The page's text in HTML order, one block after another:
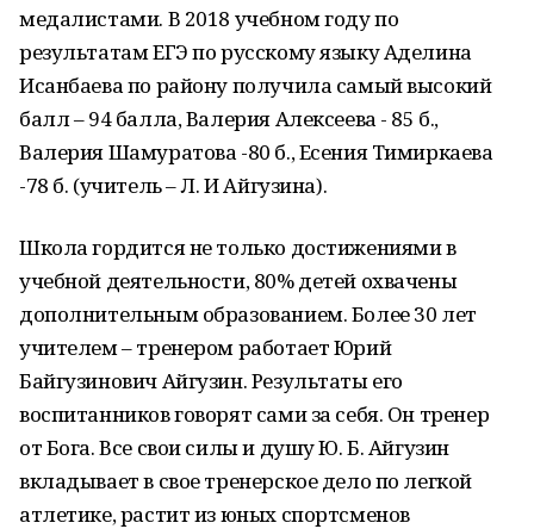
медалистами. В 2018 учебном году по
результатам ЕГЭ по русскому языку Аделина
Исанбаева по району получила самый высокий
балл – 94 балла, Валерия Алексеева - 85 б.,
Валерия Шамуратова -80 б., Есения Тимиркаева
-78 б. (учитель – Л. И Айгузина).
Школа гордится не только достижениями в
учебной деятельности, 80% детей охвачены
дополнительным образованием. Более 30 лет
учителем – тренером работает Юрий
Байгузинович Айгузин. Результаты его
воспитанников говорят сами за себя. Он тренер
от Бога. Все свои силы и душу Ю. Б. Айгузин
вкладывает в свое тренерское дело по легкой
атлетике, растит из юных спортсменов